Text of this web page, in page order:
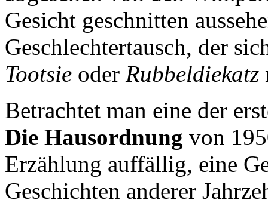
Gesicht geschnitten
Geschlechtertausch, der
Tootsie oder Rubbeldiekatz
Betrachtet man eine der
Die Hausordnung von
Erzählung auffällig, eine
Geschichten anderer